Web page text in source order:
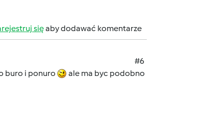
sięaby dodawać komentarze
#6
buro i ponuro
ale ma byc podobno